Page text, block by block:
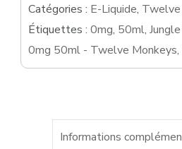
Catégories : E-Liquide,
Étiquettes : 0mg, 50ml,
0mg 50ml - Twelve Monkeys,
Informations